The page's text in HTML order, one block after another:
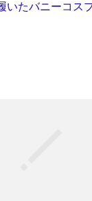
たバニーコス